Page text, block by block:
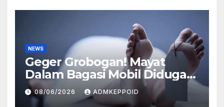
NEWS
Geger Grobogan! Mayat
Dalam Bagasi Mobil Diduga
Terkait Hilangnya Bos Konter
HP
08/06/2026 ADMKEPPOID